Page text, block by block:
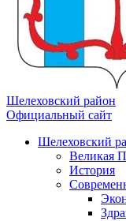
Шелеховский район
Официальный сайт
Шелеховский
Великая
История